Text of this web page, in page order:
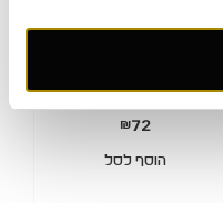
מארז חגיגת יומולדת
72
₪
הוסף לסל